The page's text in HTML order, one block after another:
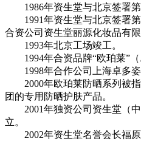
1986年资生堂与北京签署第
1991年资生堂与北京签署第
合资公司资生堂丽源化妆品有
1993年北京工场竣工。
1994年合资品牌“欧珀莱”（
1998年合作公司上海卓多姿
2000年欧珀莱防晒系列被指
团的专用防晒护肤产品。
2001年独资公司资生堂（中
立。
2002年资生堂名誉会长福原